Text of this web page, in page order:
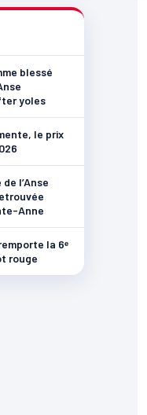
blessé
yoles
le prix
l’Anse
Anne
la 6ᵉ
rouge